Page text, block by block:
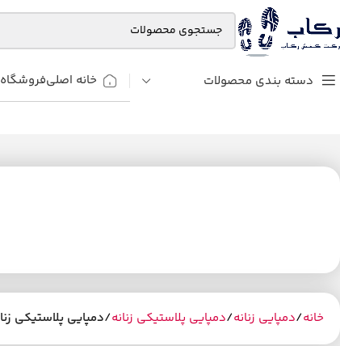
دسته بندی محصولات خانه اصلیفروشگاه
خانه دمپایی زنانه دمپایی پلاستیکی زنانه دمپایی پلاستیکی